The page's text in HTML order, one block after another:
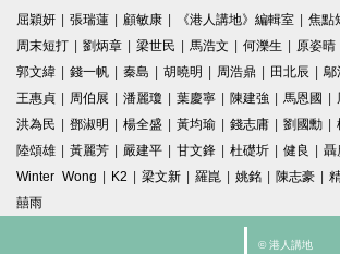
屈穎妍 | 張瑞蓮 | 顧敏康 | 《港人講地》編輯室 | 焦點
周末短打 | 劉炳章 | 梁世民 | 馬浩文 | 何濼生 | 原姿晴
郭文緯 | 錢一帆 | 秦島 | 胡曉明 | 周浩鼎 | 田北辰 | 鄔
王惠貞 | 周伯展 | 潘麗瓊 | 葉慶寧 | 陳建強 | 馬恩國 |
洪為民 | 鄧淑明 | 楊全盛 | 黃均瑜 | 錢志庸 | 劉國勳 |
陸頌雄 | 黃麗芳 | 嚴建平 | 甘文鋒 | 杜礎圻 | 健良 | 聶
Winter Wong | K2 | 梁文新 | 羅崑 | 姚銘 | 陳志豪 |
囍雨
© 港人講地